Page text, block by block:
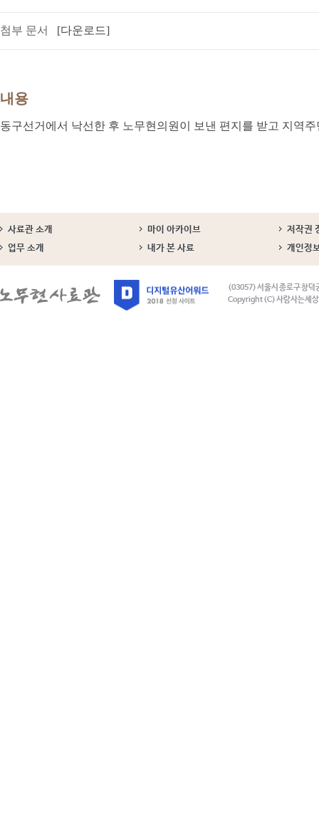
첨부 문서 [다운로드]
내용
동구선거에서 낙선한 후 노무현의원이 보낸 편지를 받고 지역
사료관 소개 마이 아카이브
저작권
업무 소개
내가 본 사료 개인정
(03057) 서울시 종로구 창덕
Copyright (C) 사람사는세